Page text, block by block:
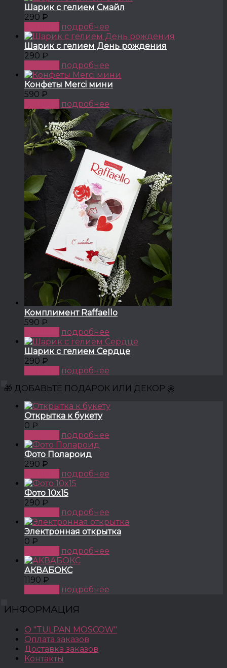
Шарик с гелием Смайл
290 ₽
подробнее
Шарик с гелием День рождения
290 ₽
подробнее
Конфеты Merci мини
590 ₽
подробнее
Комплимент Raffaello
590 ₽
подробнее
Шарик с гелием Сердце
290 ₽
подробнее
🎁 ДОБАВЬТЕ ПОДАРОК ИЛИ ДЕКОР 🌼
Открытка к букету
0 ₽
подробнее
Фото Полароид
290 ₽
подробнее
Фото 10x15
290 ₽
подробнее
Электронная открытка
0 ₽
подробнее
АКВАБОКС
1190 ₽
подробнее
ИНФОРМАЦИЯ
О "TULPAN MOSCOW"
Оплата заказов
Доставка заказов
Контакты